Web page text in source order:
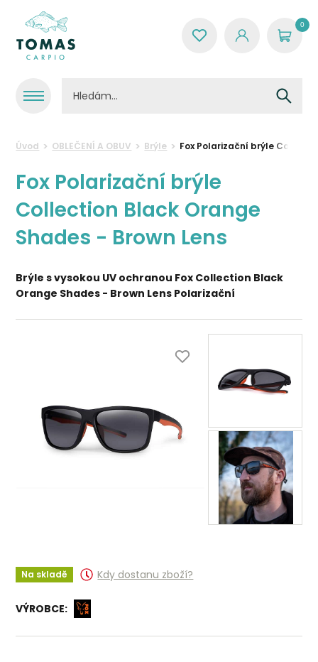
0
Úvod OBLEČENÍ A OBUV Brýle Fox Polarizační brýle
Fox Polarizační brýle
Collection Black Orange
Shades - Brown Lens
Brýle s vysokou UV ochranou Fox Collection Black
Orange Shades - Brown Lens Polarizační
Na skladě Kdy dostanu zboží?
VÝROBCE: